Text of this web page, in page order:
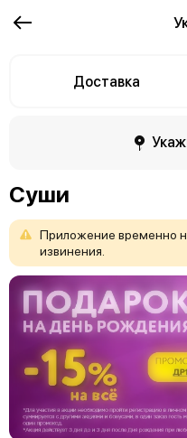
Доставка
Суши
Приложение временно
извинения.